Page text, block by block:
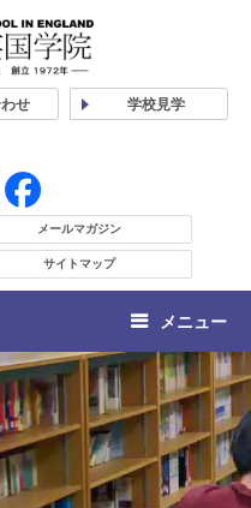
せ 学校見学
メールマガジン
サイトマップ
メニュー